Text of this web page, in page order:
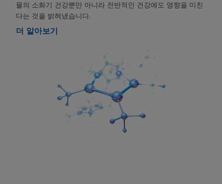
물의 소화기 건강뿐만 아니라 전반적인 건강에도 영향을 미친
다는 것을 밝혀냈습니다.
더 알아보기